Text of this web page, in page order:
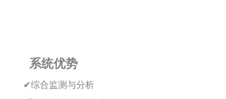
系统优势
✔综合监测与分析